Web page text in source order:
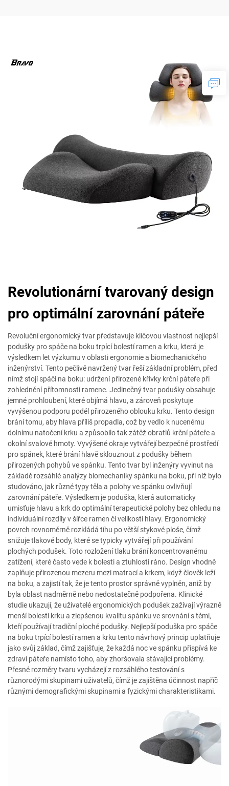
Revolutionární tvarovaný design
pro optimální zarovnání páteře
Revoluční ergonomický tvar představuje klíčovou vlastnost nejlepší
podušky pro spáče na boku trpící bolestí ramen a krku, která je
výsledkem let výzkumu v oblasti ergonomie a biomechanického
inženýrství. Tento pečlivě navržený tvar řeší základní problém, před
nímž stojí spáči na boku: udržení přirozené křivky krční páteře při
zohlednění přítomnosti ramene. Jedinečný tvar podušky obsahuje
jemné prohloubení, které objímá hlavu, a zároveň poskytuje
vyvýšenou podporu podél přirozeného oblouku krku. Tento design
brání tomu, aby hlava příliš propadla, což by vedlo k nucenému
dolnímu natočení krku a způsobilo tak zátěž obratlů krční páteře a
okolní svalové hmoty. Vyvýšené okraje vytvářejí bezpečné prostředí
pro spánek, které brání hlavě sklouznout z podušky během
přirozených pohybů ve spánku. Tento tvar byl inženýry vyvinut na
základě rozsáhlé analýzy biomechaniky spánku na boku, při níž bylo
studováno, jak různé typy těla a polohy ve spánku ovlivňují
zarovnání páteře. Výsledkem je poduška, která automaticky
umisťuje hlavu a krk do optimální terapeutické polohy bez ohledu na
individuální rozdíly v šířce ramen či velikosti hlavy. Ergonomický
povrch rovnoměrně rozkládá tíhu po větší stykové ploše, čímž
snižuje tlakové body, které se typicky vytvářejí při používání
plochých podušek. Toto rozložení tlaku brání koncentrovanému
zatížení, které často vede k bolesti a ztuhlosti ráno. Design vhodně
zaplňuje přirozenou mezeru mezi matrací a krkem, když člověk leží
na boku, a zajistí tak, že je tento prostor správně vyplněn, aniž by
byla oblast nadměrně nebo nedostatečně podpořena. Klinické
studie ukazují, že uživatelé ergonomických podušek zažívají výrazně
menší bolesti krku a zlepšenou kvalitu spánku ve srovnání s těmi,
kteří používají tradiční ploché podušky. Nejlepší poduška pro spáče
na boku trpící bolestí ramen a krku tento návrhový princip uplatňuje
jako svůj základ, čímž zajišťuje, že každá noc ve spánku přispívá ke
zdraví páteře namísto toho, aby zhoršovala stávající problémy.
Přesné rozměry tvaru vycházejí z rozsáhlého testování s
různorodými skupinami uživatelů, čímž je zajištěna účinnost napříč
různými demografickými skupinami a fyzickými charakteristikami.